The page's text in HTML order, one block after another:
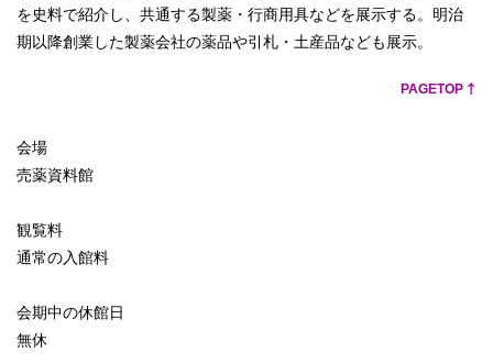
を史料で紹介し、共通する製薬・行商用具などを展示する。明治
期以降創業した製薬会社の薬品や引札・土産品なども展示。
PAGETOP
会場
売薬資料館
観覧料
通常の入館料
会期中の休館日
無休